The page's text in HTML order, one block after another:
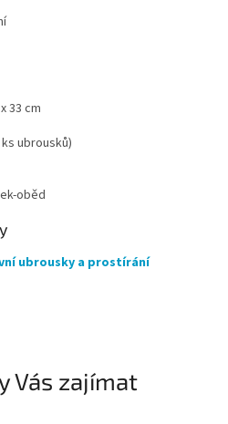
33 cm
ubrousků)
oběd
ubrousky a prostírání
Vás zajímat